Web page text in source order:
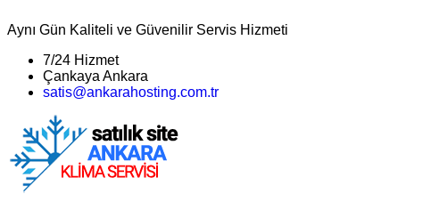
Aynı Gün Kaliteli ve Güvenilir Servis Hizmeti
7/24 Hizmet
Çankaya Ankara
satis@ankarahosting.com.tr